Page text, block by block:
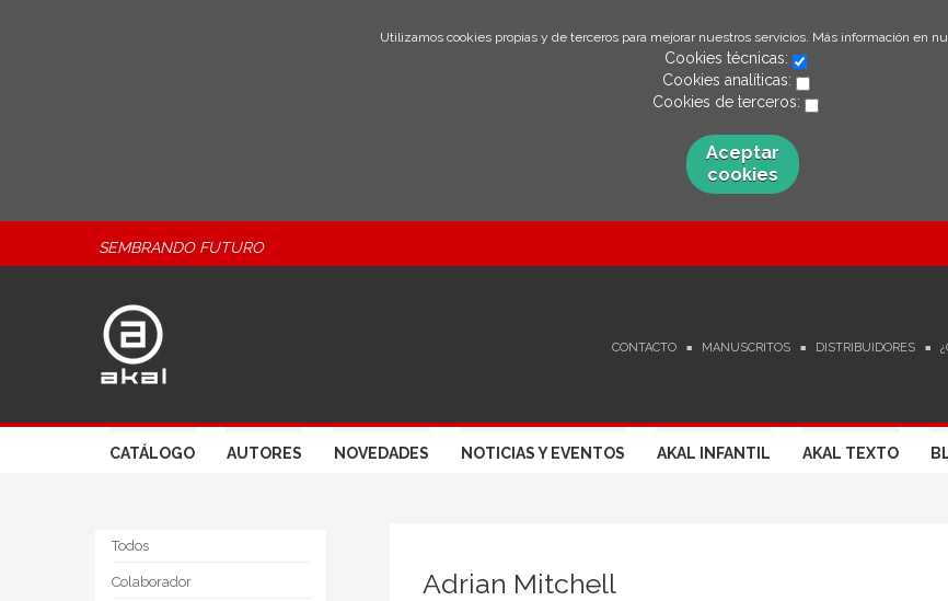
Utilizamos cookies propias y de terceros para mejorar nuestros servicios. Más información en
Cookies técnicas:
Cookies analíticas:
Cookies de terceros:
Aceptar
cookies
SEMBRANDO FUTURO
CONTACTO MANUSCRITOS DISTRIBUIDORES
CATÁLOGO AUTORES NOVEDADES NOTICIAS Y EVENTOS AKAL INFANTIL AKAL TEXTO
Todos
Colaborador Adrian Mitchell